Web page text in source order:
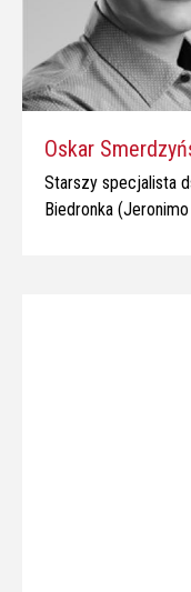
Oskar
Starszy specjalista
Biedronka